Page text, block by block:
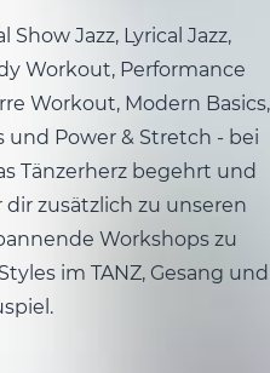
Show Jazz, Lyrical Jazz,
Workout, Performance
Workout, Modern Basics,
und Power & Stretch - bei
Tänzerherz begehrt und
zusätzlich zu unseren
Workshops zu
im TANZ, Gesang und